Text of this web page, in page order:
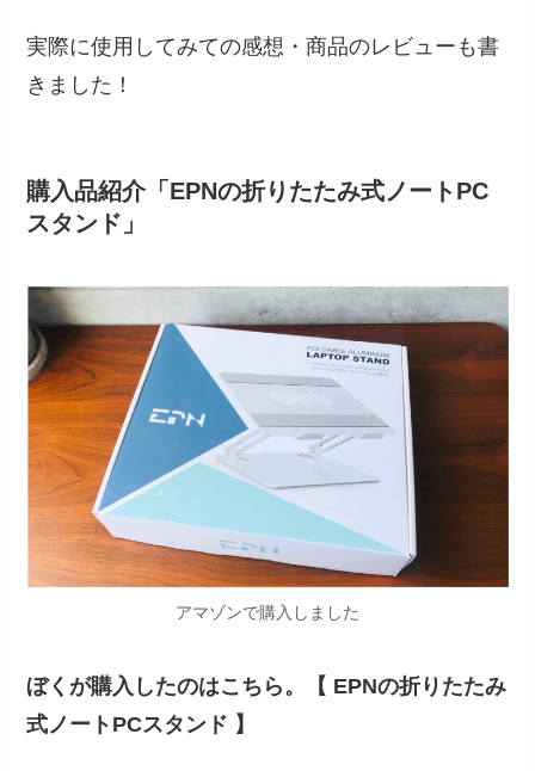
実際に使用してみての感想・商品のレビューも書
きました！
購入品紹介「EPNの折りたたみ式ノートPC
スタンド」
アマゾンで購入しました
ぼくが購入したのはこちら。【 EPNの折りたたみ
式ノートPCスタンド 】